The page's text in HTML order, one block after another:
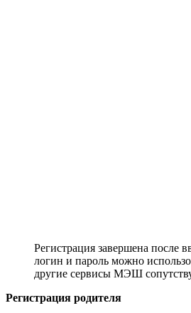
Регистрация завершена после
логин и пароль можно
другие сервисы МЭШ
Регистрация родителя